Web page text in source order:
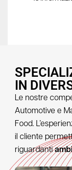
IN
Le nostre
Automotive e
Food.
il cliente
riguardanti